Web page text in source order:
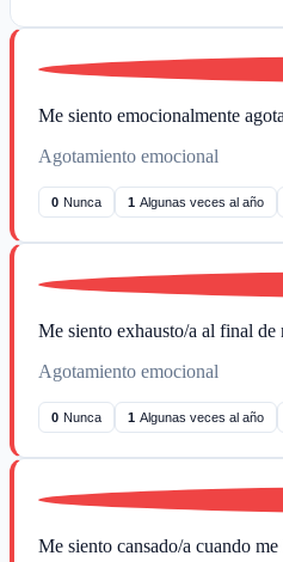
Me siento emocionalmente
Agotamiento emocional
0 Nunca 1 Algunas veces al año
Me siento exhausto/a al final de
Agotamiento emocional
0 Nunca 1 Algunas veces al año
Me siento cansado/a cuando